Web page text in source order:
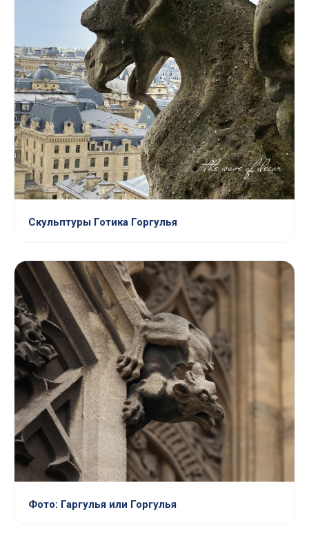
Скульптуры Готика Горгулья
Фото: Гаргулья или Горгулья